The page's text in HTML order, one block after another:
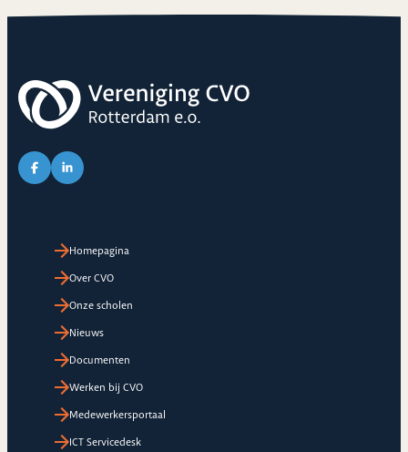
Link naar Facebook pagina van CVO
Link naar LinkedIn pagina van CVO
Homepagina
Over CVO
Onze scholen
Nieuws
Documenten
Werken bij CVO
Medewerkersportaal
ICT Servicedesk